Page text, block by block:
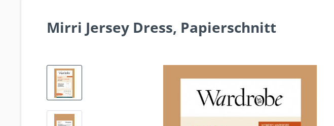
Mirri Jersey Dress, Papierschnitt